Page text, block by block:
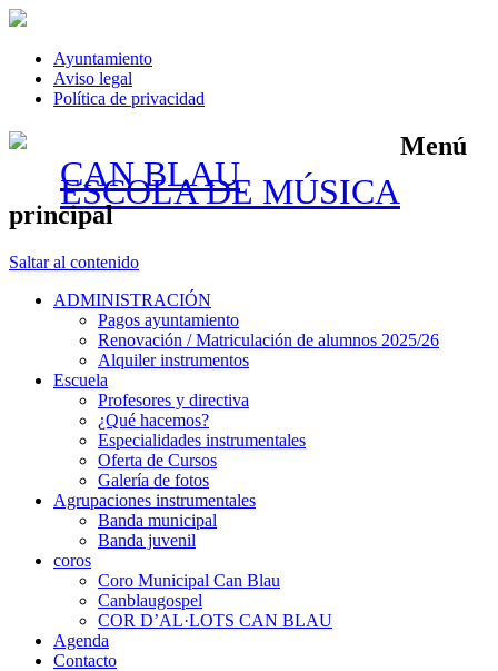
Ayuntamiento
Aviso legal
Política de privacidad
CAN BLAU
ESCOLA DE MÚSICA
Menú
principal
Saltar al contenido
ADMINISTRACIÓN
Pagos ayuntamiento
Renovación / Matriculación de alumnos 2025/26
Alquiler instrumentos
Escuela
Profesores y directiva
¿Qué hacemos?
Especialidades instrumentales
Oferta de Cursos
Galería de fotos
Agrupaciones instrumentales
Banda municipal
Banda juvenil
coros
Coro Municipal Can Blau
Canblaugospel
COR D’AL·LOTS CAN BLAU
Agenda
Contacto